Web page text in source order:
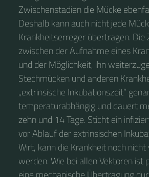
Zwischenstadien die Mücke
Deshalb kann auch nicht jede
Krankheitserreger übertragen. Die
zwischen der Aufnahme eines
und der Möglichkeit, ihn
Stechmücken und anderen
„extrinsische Inkubationszeit“
temperaturabhängig und dauert
zehn und 14 Tage. Sticht ein
vor Ablauf der extrinsischen
Wirt, kann die Krankheit noch
werden. Wie bei allen Vektoren ist